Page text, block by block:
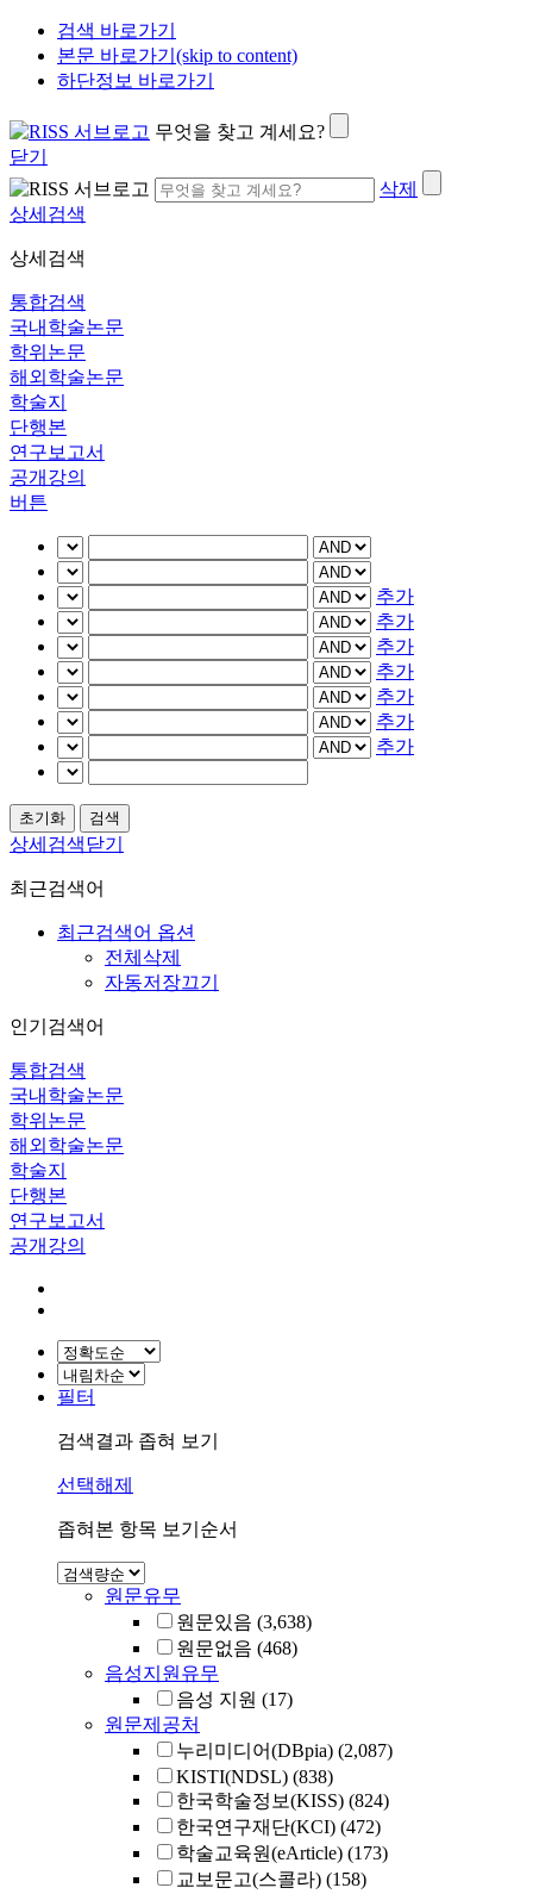
검색 바로가기
본문 바로가기(skip to content)
하단정보 바로가기
무엇을 찾고 계세요?
닫기
삭제
상세검색
상세검색
통합검색
국내학술논문
학위논문
해외학술논문
학술지
단행본
연구보고서
공개강의
버튼
추가
추가
추가
추가
추가
추가
추가
상세검색닫기
최근검색어
최근검색어 옵션
전체삭제
자동저장끄기
인기검색어
통합검색
국내학술논문
학위논문
해외학술논문
학술지
단행본
연구보고서
공개강의
필터
검색결과 좁혀 보기
선택해제
좁혀본 항목 보기순서
원문유무
원문있음 (3,638)
원문없음 (468)
음성지원유무
음성 지원 (17)
원문제공처
누리미디어(DBpia) (2,087)
KISTI(NDSL) (838)
한국학술정보(KISS) (824)
한국연구재단(KCI) (472)
학술교육원(eArticle) (173)
교보문고(스콜라) (158)